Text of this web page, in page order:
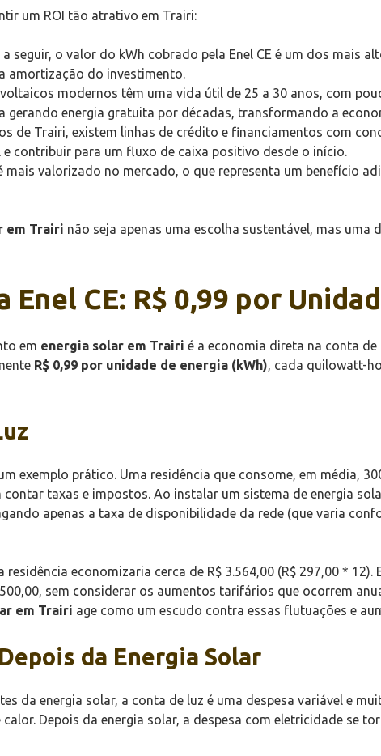
um ROI tão atrativo em Trairi:
seguir, o valor do kWh cobrado pela Enel CE é um dos mais
amortização do investimento.
modernos têm uma vida útil de 25 a 30 anos, com
energia gratuita por décadas, transformando a
de Trairi, existem linhas de crédito e financiamentos com
contribuir para um fluxo de caixa positivo desde o início.
mais valorizado no mercado, o que representa um benefício
em Trairi não seja apenas uma escolha sustentável, mas uma
CE: R$ 0,99 por
em energia solar em Trairi é a economia direta na conta
R$ 0,99 por unidade de energia (kWh) , cada quilowatt-
exemplo prático. Uma residência que consome, em média,
taxas e impostos. Ao instalar um sistema de energia
apenas a taxa de disponibilidade da rede (que varia
economizaria cerca de R$ 3.564,00 (R$ 297,00 *
sem considerar os aumentos tarifários que ocorrem
em Trairi age como um escudo contra essas flutuações e
da Energia Solar
da energia solar, a conta de luz é uma despesa variável e
Depois da energia solar, a despesa com eletricidade se